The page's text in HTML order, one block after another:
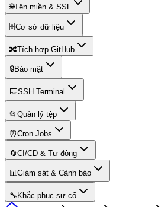
🌐Tên miền & SSL
🗄️Cơ sở dữ liệu
🔀Tích hợp GitHub
🔒Bảo mật
⌨️SSH Terminal
📂 Quản lý tệp
⏰Cron Jobs
🔄CI/CD & Tự động
📊Giám sát & Cảnh báo
🔧 Khắc phục sự cố